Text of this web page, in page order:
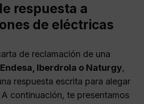
respuesta a
de eléctricas
de reclamación de una
Endesa, Iberdrola o Naturgy,
respuesta escrita para alegar
continuación, te presentamos